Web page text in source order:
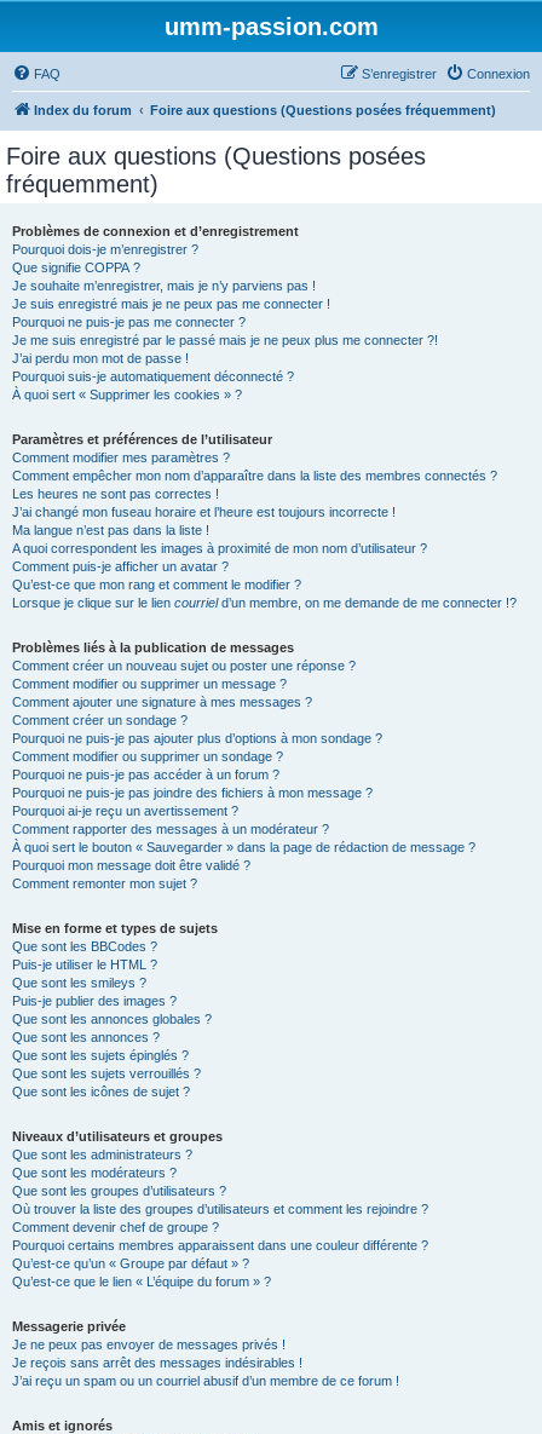
umm-passion.com
FAQ Connexion
S’enregistrer
Index du forum Foire aux questions (Questions posées fréquemment)
Foire aux questions (Questions posées
fréquemment)
Problèmes de connexion et d’enregistrement
Pourquoi dois-je m’enregistrer ?
Que signifie COPPA ?
Je souhaite m’enregistrer, mais je n’y parviens pas !
Je suis enregistré mais je ne peux pas me connecter !
Pourquoi ne puis-je pas me connecter ?
Je me suis enregistré par le passé mais je ne peux plus me connecter ?!
J’ai perdu mon mot de passe !
Pourquoi suis-je automatiquement déconnecté ?
À quoi sert « Supprimer les cookies » ?
Paramètres et préférences de l’utilisateur
Comment modifier mes paramètres ?
Comment empêcher mon nom d’apparaître dans la liste des membres connectés ?
Les heures ne sont pas correctes !
J’ai changé mon fuseau horaire et l’heure est toujours incorrecte !
Ma langue n’est pas dans la liste !
A quoi correspondent les images à proximité de mon nom d’utilisateur ?
Comment puis-je afficher un avatar ?
Qu’est-ce que mon rang et comment le modifier ?
Lorsque je clique sur le lien courrield’un membre, on me demande de me connecter !?
Problèmes liés à la publication de messages
Comment créer un nouveau sujet ou poster une réponse ?
Comment modifier ou supprimer un message ?
Comment ajouter une signature à mes messages ?
Comment créer un sondage ?
Pourquoi ne puis-je pas ajouter plus d’options à mon sondage ?
Comment modifier ou supprimer un sondage ?
Pourquoi ne puis-je pas accéder à un forum ?
Pourquoi ne puis-je pas joindre des fichiers à mon message ?
Pourquoi ai-je reçu un avertissement ?
Comment rapporter des messages à un modérateur ?
À quoi sert le bouton « Sauvegarder » dans la page de rédaction de message ?
Pourquoi mon message doit être validé ?
Comment remonter mon sujet ?
Mise en forme et types de sujets
Que sont les BBCodes ?
Puis-je utiliser le HTML ?
Que sont les smileys ?
Puis-je publier des images ?
Que sont les annonces globales ?
Que sont les annonces ?
Que sont les sujets épinglés ?
Que sont les sujets verrouillés ?
Que sont les icônes de sujet ?
Niveaux d’utilisateurs et groupes
Que sont les administrateurs ?
Que sont les modérateurs ?
Que sont les groupes d’utilisateurs ?
Où trouver la liste des groupes d’utilisateurs et comment les rejoindre ?
Comment devenir chef de groupe ?
Pourquoi certains membres apparaissent dans une couleur différente ?
Qu’est-ce qu’un « Groupe par défaut » ?
Qu’est-ce que le lien « L’équipe du forum » ?
Messagerie privée
Je ne peux pas envoyer de messages privés !
Je reçois sans arrêt des messages indésirables !
J’ai reçu un spam ou un courriel abusif d’un membre de ce forum !
Amis et ignorés